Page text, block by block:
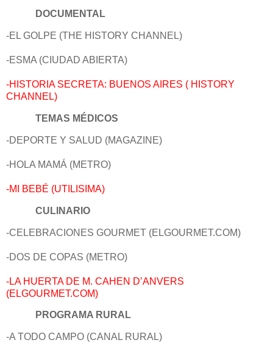
DOCUMENTAL
-EL GOLPE (THE HISTORY CHANNEL)
-ESMA (CIUDAD ABIERTA)
-HISTORIA SECRETA: BUENOS AIRES ( HISTORY
CHANNEL)
TEMAS MÉDICOS
-DEPORTE Y SALUD (MAGAZINE)
-HOLA MAMÁ (METRO)
-MI BEBÉ (UTILISIMA)
CULINARIO
-CELEBRACIONES GOURMET (ELGOURMET.COM)
-DOS DE COPAS (METRO)
-LA HUERTA DE M. CAHEN D’ANVERS
(ELGOURMET.COM)
PROGRAMA RURAL
-A TODO CAMPO (CANAL RURAL)